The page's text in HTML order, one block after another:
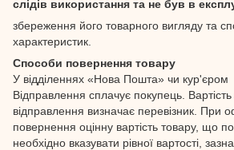
слідів використання та не був в
збереження його товарного вигляду та
характеристик.
Способи повернення товару
У відділеннях «Нова Пошта» чи кур'єром
Відправлення сплачує покупець.
відправлення визначає перевізник. При
повернення оцінну вартість товару, що
необхідно вказувати рівної вартості,